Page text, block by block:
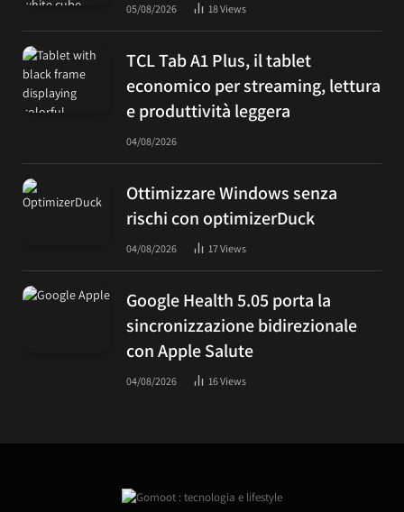
05/08/2026 18Views
TCL Tab A1 Plus, il tablet
economico per streaming, lettura
e produttività leggera
04/08/2026
Ottimizzare Windows senza
rischi con optimizerDuck
04/08/2026 17Views
Google Health 5.05 porta la
sincronizzazione bidirezionale
con Apple Salute
04/08/2026 16Views